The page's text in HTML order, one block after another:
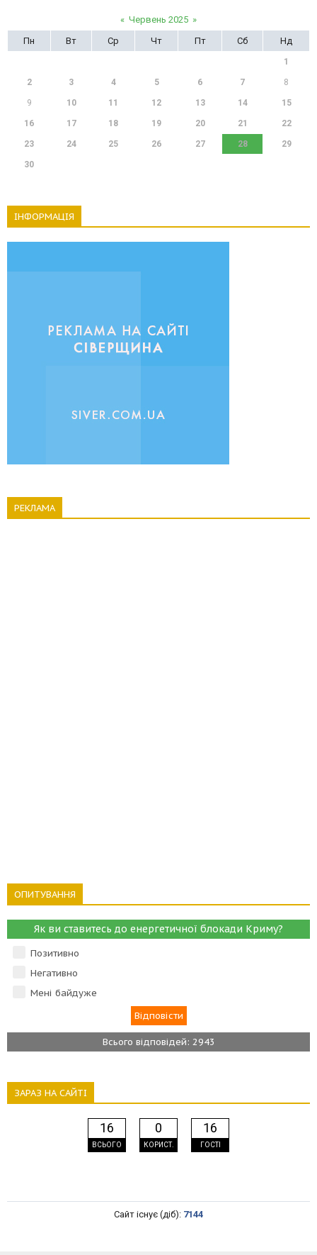
« Червень 2025 »
Пн
Вт Ср Чт Пт Сб Нд
1
2 3 4 5 6 7 8
9 10 11 12 13 14 15
16 17 18 19 20 21 22
23 24 25 26 27 28 29
30
ІНФОРМАЦІЯ
РЕКЛАМА
ОПИТУВАННЯ
Як ви ставитесь до енергетичної блокади Криму?
Позитивно
Негативно
Мені байдуже
Всього відповідей: 2943
ЗАРАЗ НА САЙТІ
16
ВСЬОГО
0
КОРИСТ.
16
ГОСТІ
Сайт існує (діб): 7144